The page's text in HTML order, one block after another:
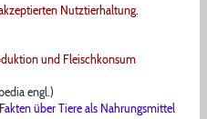
Nutztierhaltung.
und Fleischkonsum
engl.)
über Tiere als Nahrungsmittel